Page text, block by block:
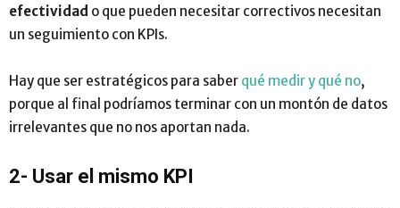
efectividad o que pueden necesitar correctivos necesitan
un seguimiento con KPIs.
Hay que ser estratégicos para saber qué medir y qué no,
porque al final podríamos terminar con un montón de datos
irrelevantes que no nos aportan nada.
2- Usar el mismo KPI